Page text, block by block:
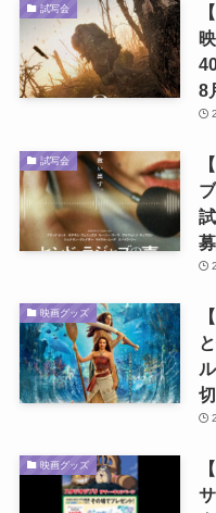
試写会
8
試写会
映画グッズ
映画グッズ